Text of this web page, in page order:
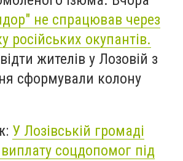
не спрацював через
російських окупантів.
жителів у Лозовій з
сформували колону
У Лозівській громаді
соцдопомог під